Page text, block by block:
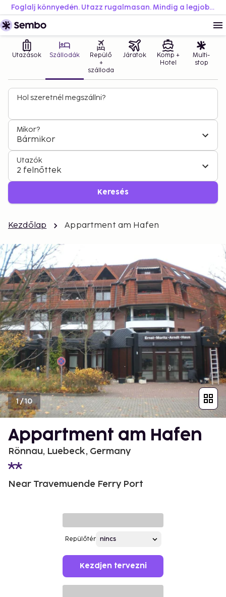
Foglalj könnyedén. Utazz rugalmasan. Mindig a legjobb áron.
Utazások Szállodák
Repülő
+
szálloda
Járatok
Komp +
Hotel
Multi-
stop
Hol szeretnél megszállni?
Mikor?
Bármikor
Utazók
2 felnőttek
Keresés
Kezdőlap Appartment am Hafen
1/10
Appartment am Hafen
Rönnau, Luebeck, Germany
Near Travemuende Ferry Port
Repülőtér
Kezdjen tervezni